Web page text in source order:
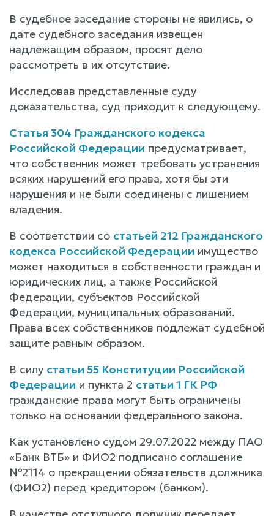
В судебное заседание стороны не явились, о
дате судебного заседания извещен
надлежащим образом, просят дело
рассмотреть в их отсутствие.
Исследовав представленные суду
доказательства, суд приходит к следующему.
Статья 304 Гражданского кодекса
Российской Федерации предусматривает,
что собственник может требовать устранения
всяких нарушений его права, хотя бы эти
нарушения и не были соединены с лишением
владения.
В соответствии со статьей 212 Гражданского
кодекса Российской Федерации имущество
может находиться в собственности граждан и
юридических лиц, а также Российской
Федерации, субъектов Российской
Федерации, муниципальных образований.
Права всех собственников подлежат судебной
защите равным образом.
В силу статьи 55 Конституции Российской
Федерации и пункта 2 статьи 1 ГК РФ
гражданские права могут быть ограничены
только на основании федерального закона.
Как установлено судом 29.07.2022 между ПАО
«Банк ВТБ» и ФИО2 подписано соглашение
№2114 о прекращении обязательств должника
(ФИО2) перед кредитором (банком).